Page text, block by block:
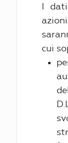
I
cui